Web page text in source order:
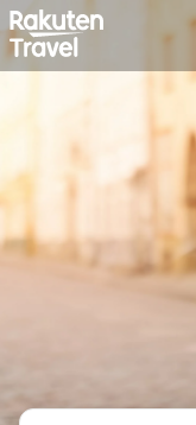
to
top
page